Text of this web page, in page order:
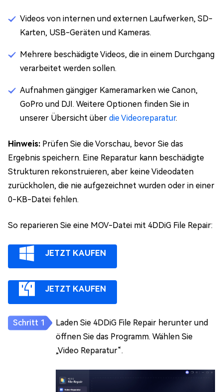
Videos von internen und externen Laufwerken, SD-
Karten, USB-Geräten und Kameras.
Mehrere beschädigte Videos, die in einem Durchgang
verarbeitet werden sollen.
Aufnahmen gängiger Kameramarken wie Canon,
GoPro und DJI. Weitere Optionen finden Sie in
unserer Übersicht über die Videoreparatur.
Hinweis: Prüfen Sie die Vorschau, bevor Sie das
Ergebnis speichern. Eine Reparatur kann beschädigte
Strukturen rekonstruieren, aber keine Videodaten
zurückholen, die nie aufgezeichnet wurden oder in einer
0-KB-Datei fehlen.
So reparieren Sie eine MOV-Datei mit 4DDiG File Repair:
JETZT KAUFEN
JETZT KAUFEN
Laden Sie 4DDiG File Repair herunter und
öffnen Sie das Programm. Wählen Sie
„Video Reparatur“.